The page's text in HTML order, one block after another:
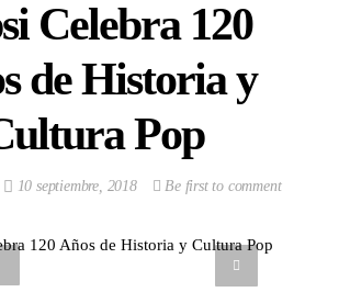
Celebra 120
de Historia y
Pop
10 septiembre, 2018 Be first to comment